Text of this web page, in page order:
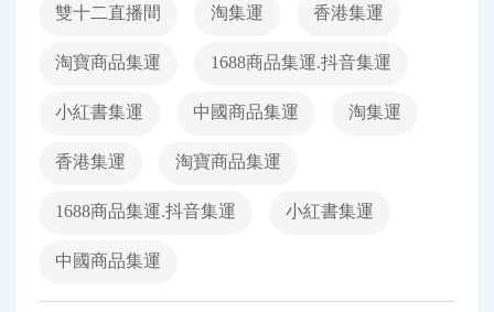
雙十二直播間 淘集運 香港集運
淘寶商品集運 1688商品集運.抖音集運
小紅書集運 中國商品集運 淘集運
香港集運 淘寶商品集運
1688商品集運.抖音集運 小紅書集運
中國商品集運